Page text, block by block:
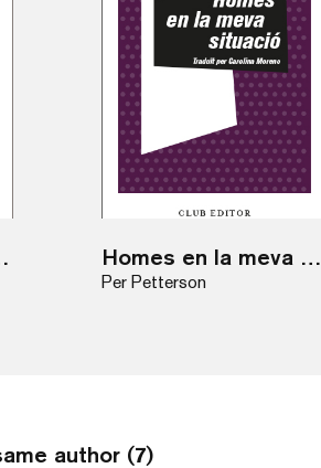
eBook Homes en la meva situació / ebook
Per Petterson
author (7)